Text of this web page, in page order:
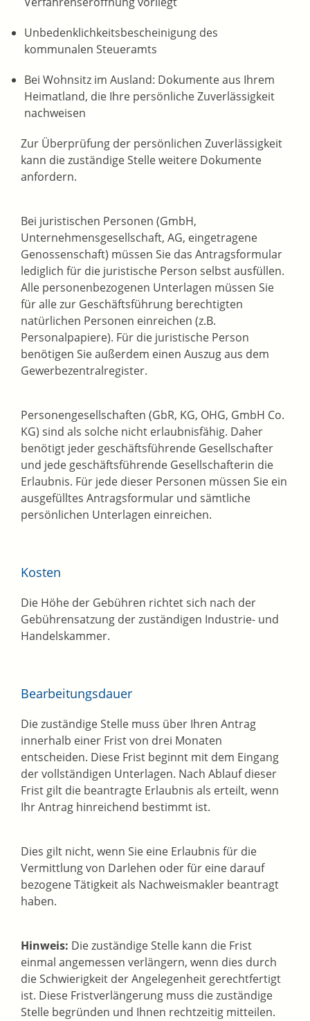
Unbedenklichkeitsbescheinigung des
kommunalen Steueramts
Bei Wohnsitz im Ausland: Dokumente aus Ihrem
Heimatland, die Ihre persönliche Zuverlässigkeit
nachweisen
Zur Überprüfung der persönlichen Zuverlässigkeit
kann die zuständige Stelle weitere Dokumente
anfordern.
Bei juristischen Personen (GmbH,
Unternehmensgesellschaft, AG, eingetragene
Genossenschaft) müssen Sie das Antragsformular
lediglich für die juristische Person selbst ausfüllen.
Alle personenbezogenen Unterlagen müssen Sie
für alle zur Geschäftsführung berechtigten
natürlichen Personen einreichen (z.B.
Personalpapiere). Für die juristische Person
benötigen Sie außerdem einen Auszug aus dem
Gewerbezentralregister.
Personengesellschaften (GbR, KG, OHG, GmbH Co.
KG) sind als solche nicht erlaubnisfähig. Daher
benötigt jeder geschäftsführende Gesellschafter
und jede geschäftsführende Gesellschafterin die
Erlaubnis. Für jede dieser Personen müssen Sie ein
ausgefülltes Antragsformular und sämtliche
persönlichen Unterlagen einreichen.
Kosten
Die Höhe der Gebühren richtet sich nach der
Gebührensatzung der zuständigen Industrie- und
Handelskammer.
Bearbeitungsdauer
Die zuständige Stelle muss über Ihren Antrag
innerhalb einer Frist von drei Monaten
entscheiden. Diese Frist beginnt mit dem Eingang
der vollständigen Unterlagen. Nach Ablauf dieser
Frist gilt die beantragte Erlaubnis als erteilt, wenn
Ihr Antrag hinreichend bestimmt ist.
Dies gilt nicht, wenn Sie eine Erlaubnis für die
Vermittlung von Darlehen oder für eine darauf
bezogene Tätigkeit als Nachweismakler beantragt
haben.
Hinweis: Die zuständige Stelle kann die Frist
einmal angemessen verlängern, wenn dies durch
die Schwierigkeit der Angelegenheit gerechtfertigt
ist. Diese Fristverlängerung muss die zuständige
Stelle begründen und Ihnen rechtzeitig mitteilen.